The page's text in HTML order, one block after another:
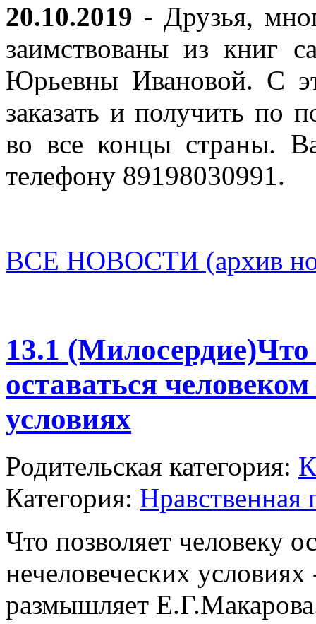
20.10.2019 - Друзья,
заимствованы из книг
Юрьевны Ивановой. С
заказать и получить по
во все концы страны.
телефону 89198030991.
ВСЕ НОВОСТИ (архив
13.1 (Милосердие)Что
оставаться
условиях
Родительская категория:
Категория: Нравственная
Что позволяет человеку
нечеловеческих
размышляет